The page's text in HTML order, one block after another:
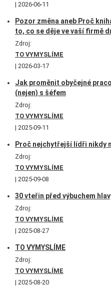
2026-06-11
Pozor změna aneb Proč
to, co se děje ve vaší firmě
Zdroj:
TO VYMYSLÍME
2026-03-17
Jak proměnit obyčejné
(nejen) s šéfem
Zdroj:
TO VYMYSLÍME
2025-09-11
Proč nejchytřejší lídři nikdy
Zdroj:
TO VYMYSLÍME
2025-09-08
30 vteřin před výbuchem
Zdroj:
TO VYMYSLÍME
2025-08-27
TO VYMYSLÍME
Zdroj:
TO VYMYSLÍME
2025-08-20